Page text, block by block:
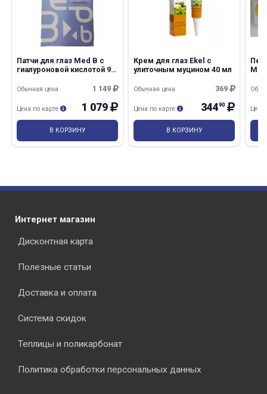
Патчи для глаз Med B с
гиалуроновой кислотой 90
1 149
Обычная цена
1 079
Цена по карте
В КОРЗИНУ
Крем для глаз Ekel c
улиточным муцином 40 мл
369
Обычная цена
34490
Цена по карте
В КОРЗИНУ
Цена
Интернет магазин
Дисконтная карта
Полезные статьи
Доставка и оплата
Система скидок
Теплицы и поликарбонат
Политика обработки персональных данных